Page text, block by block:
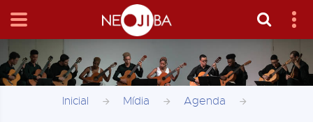
Inicial Mídia Agenda